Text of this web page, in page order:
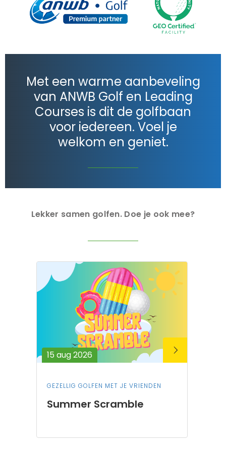
Met een warme aanbeveling
van ANWB Golf en Leading
Courses is dit de golfbaan
voor iedereen. Voel je
welkom en geniet.
Lekker samen golfen. Doe je ook mee?
15 aug 2026
GEZELLIG GOLFEN MET JE VRIENDEN
Summer Scramble